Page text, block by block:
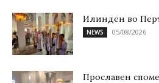
Илинден во
NEWS 05/08/2026
Прославен